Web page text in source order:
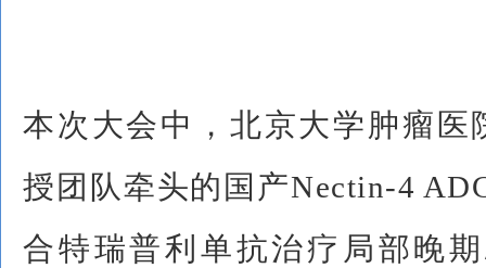
本次大会中，北京大学肿瘤医
授团队牵头的国产Nectin-4
合特瑞普利单抗治疗局部晚